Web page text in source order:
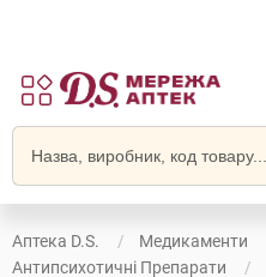
Аптека D.S. Медикаменти
Антипсихотичні Препарати